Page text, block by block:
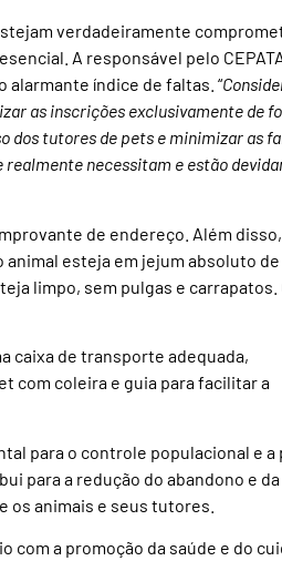
verdadeiramente
A responsável pelo
alarmante índice de faltas. “
as inscrições exclusivamente de
dos tutores de pets e minimizar as
necessitam e estão
de endereço. Além
esteja em jejum absoluto de
limpo, sem pulgas e carrapatos.
caixa de transporte adequada,
com coleira e guia para facilitar a
para o controle populacional e a
para a redução do abandono e da
os animais e seus tutores.
com a promoção da saúde e do